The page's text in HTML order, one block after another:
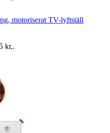
motoriserat TV-lyftställ
kr,.